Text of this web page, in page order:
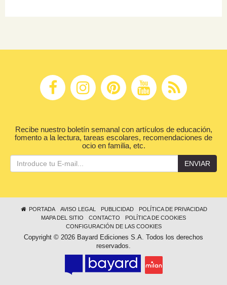
Recibe nuestro boletín semanal con artículos de educación,
fomento a la lectura, tareas escolares, recomendaciones de
ocio en familia, etc.
ENVIAR
PORTADA AVISO LEGAL PUBLICIDAD
POLÍTICA DE PRIVACIDAD
MAPA DEL SITIO
CONTACTO
POLÍTICA DE COOKIES
CONFIGURACIÓN DE LAS COOKIES
Copyright © 2026 Bayard Ediciones S.A. Todos los derechos
reservados.